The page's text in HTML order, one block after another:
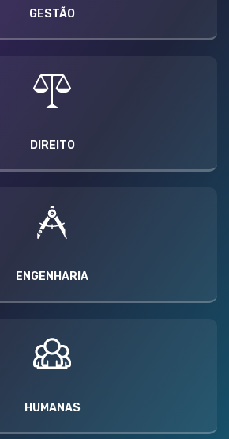
GESTÃO
DIREITO
ENGENHARIA
HUMANAS